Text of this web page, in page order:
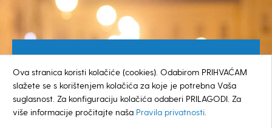
0800 385 048
Ova stranica koristi kolačiće (cookies). Odabirom PRIHVAĆAM
slažete se s korištenjem kolačića za koje je potrebna Vaša
suglasnost. Za konfiguraciju kolačića odaberi PRILAGODI. Za
više informacije pročitajte naša Pravila privatnosti